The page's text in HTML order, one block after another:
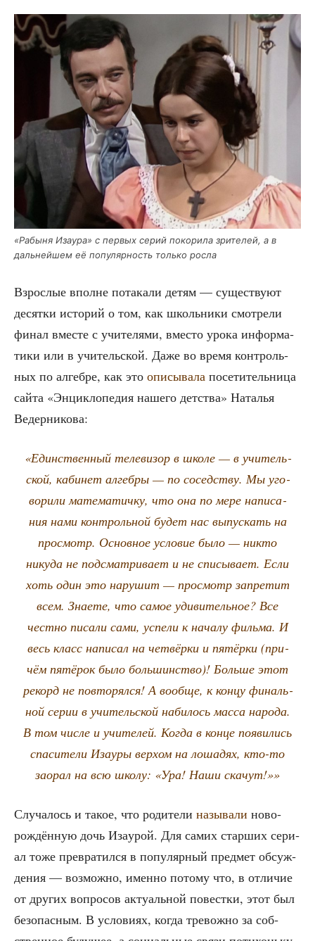
«Рабы­ня Иза­ура» с пер­вых серий поко­ри­ла зри­те­лей, а в
даль­ней­шем её попу­ляр­ность толь­ко росла
Взрос­лые вполне пота­ка­ли детям — суще­ству­ют
десят­ки исто­рий о том, как школь­ни­ки смот­ре­ли
финал вме­сте с учи­те­ля­ми, вме­сто уро­ка инфор­ма­
ти­ки или в учи­тель­ской. Даже во вре­мя кон­троль­
ных по алгеб­ре, как это опи­сы­ва­ла посе­ти­тель­ни­ца
сай­та «Энцик­ло­пе­дия наше­го дет­ства» Ната­лья
Ведерникова:
«Един­ствен­ный теле­ви­зор в шко­ле — в учи­тель­
ской, каби­нет алгеб­ры — по сосед­ству. Мы уго­
во­ри­ли мате­ма­тич­ку, что она по мере напи­са­
ния нами кон­троль­ной будет нас выпус­кать на
про­смотр. Основ­ное усло­вие было — никто
нику­да не под­смат­ри­ва­ет и не спи­сы­ва­ет. Если
хоть один это нару­шит — про­смотр запре­тит
всем. Зна­е­те, что самое уди­ви­тель­ное? Все
чест­но писа­ли сами, успе­ли к нача­лу филь­ма. И
весь класс напи­сал на чет­вёр­ки и пятёр­ки (при­
чём пятё­рок было боль­шин­ство)! Боль­ше этот
рекорд не повто­рял­ся! А вооб­ще, к кон­цу финаль­
ной серии в учи­тель­ской наби­лось мас­са наро­да.
В том чис­ле и учи­те­лей. Когда в кон­це появи­лись
спа­си­те­ли Иза­уры вер­хом на лоша­дях, кто-то
заорал на всю шко­лу: «Ура! Наши скачут!»»
Слу­ча­лось и такое, что роди­те­ли назы­ва­ли ново­
рож­дён­ную дочь Иза­урой. Для самих стар­ших сери­
ал тоже пре­вра­тил­ся в попу­ляр­ный пред­мет обсуж­
де­ния — воз­мож­но, имен­но пото­му что, в отли­чие
от дру­гих вопро­сов акту­аль­ной повест­ки, этот был
без­опас­ным. В усло­ви­ях, когда тре­вож­но за соб­